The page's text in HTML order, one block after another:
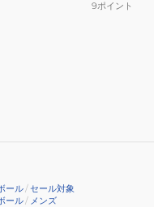
9ポイント
ール/セール対象
ール/ メンズ